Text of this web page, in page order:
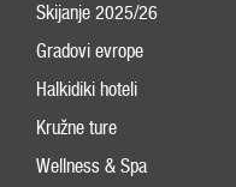
Skijanje 2025/26
Gradovi evrope
Halkidiki hoteli
Kružne ture
Wellness & Spa